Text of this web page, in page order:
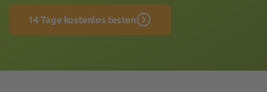
14 Tage kostenlos testen